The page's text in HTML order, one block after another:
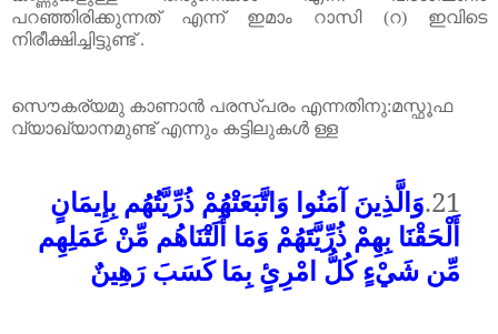
പറഞ്ഞിരിക്കുന്നത് എന്ന് ഇമാം റാസി (റ) ഇവിടെ
നിരീക്ഷിച്ചിട്ടുണ്ട് .
മസ്ഫൂഫ
:
എന്നതിനു
പരസ്പരം
കാണാൻ
സൌകര്യമു
ള്ള
കട്ടിലുകൾ
എന്നും
വ്യാഖ്യാനമുണ്ട്
21. وَالَّذِينَ آمَنُوا وَاتَّبَعَتْهُمْ ذُرِّيَّتُهُم بِإِيمَانٍ
أَلْحَقْنَا بِهِمْ ذُرِّيَّتَهُمْ وَمَا أَلَتْنَاهُم مِّنْ عَمَلِهِم
مِّن شَيْءٍ كُلُّ امْرِئٍ بِمَا كَسَبَ رَهِينٌ